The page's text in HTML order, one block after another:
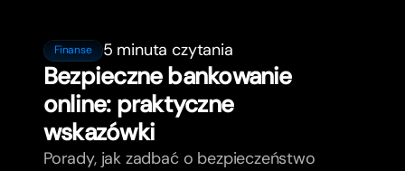
Finanse 5 minuta czytania
Bezpieczne bankowanie
online: praktyczne
wskazówki
Porady, jak zadbać o bezpieczeństwo